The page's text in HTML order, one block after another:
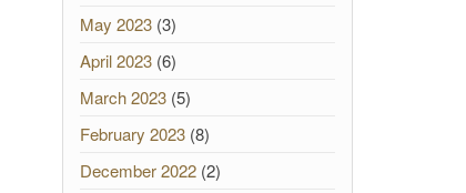
May 2023(3)
April 2023(6)
March 2023(5)
February 2023(8)
December 2022(2)